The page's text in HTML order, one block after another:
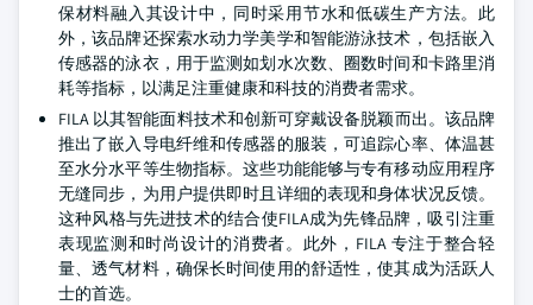
保材料融入其设计中，同时采用节水和低碳生产方法。此
外，该品牌还探索水动力学美学和智能游泳技术，包括嵌入
传感器的泳衣，用于监测如划水次数、圈数时间和卡路里消
耗等指标，以满足注重健康和科技的消费者需求。
FILA 以其智能面料技术和创新可穿戴设备脱颖而出。该品牌
推出了嵌入导电纤维和传感器的服装，可追踪心率、体温甚
至水分水平等生物指标。这些功能能够与专有移动应用程序
无缝同步，为用户提供即时且详细的表现和身体状况反馈。
这种风格与先进技术的结合使FILA成为先锋品牌，吸引注重
表现监测和时尚设计的消费者。此外，FILA 专注于整合轻
量、透气材料，确保长时间使用的舒适性，使其成为活跃人
士的首选。